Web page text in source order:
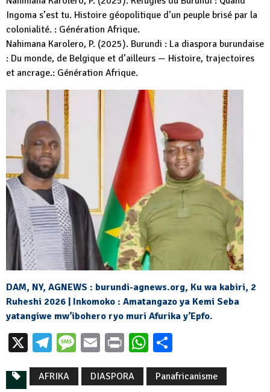
Ingoma s’est tu. Histoire géopolitique d’un peuple brisé par la
colonialité. : Génération Afrique.
Nahimana Karolero, P. (2025). Burundi : La diaspora burundaise
: Du monde, de Belgique et d’ailleurs — Histoire, trajectoires
et ancrage.: Génération Afrique.
DAM, NY, AGNEWS : burundi-agnews.org, Ku wa kabiri, 2
Ruheshi 2026 | Inkomoko : Amatangazo ya Kemi Seba
yatangiwe mw’ibohero ryo muri Afurika y’Epfo.
X Telegram
Message
EmailPrintWhatsApp
AFRIKA DIASPORA Panafricanisme